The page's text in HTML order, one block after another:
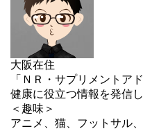
大阪在住
「ＮＲ・サプリメントア
健康に役立つ情報を発信し
＜趣味＞
アニメ、猫、フットサル